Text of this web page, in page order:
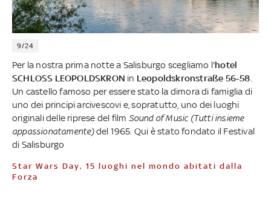
9/24
Per la nostra prima notte a Salisburgo scegliamo l'hotel
SCHLOSS LEOPOLDSKRON in Leopoldskronstraße 56-58.
Un castello famoso per essere stato la dimora di famiglia di
uno dei principi arcivescovi e, sopratutto, uno dei luoghi
originali delle riprese del film Sound of Music (Tutti insieme
appassionatamente)del 1965. Qui è stato fondato il Festival
di Salisburgo
Star Wars Day, 15 luoghi nel mondo abitati dalla
Forza